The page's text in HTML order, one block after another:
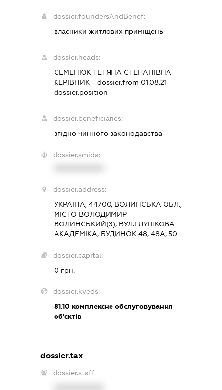
dossier.foundersAndBenef:
власники житлових приміщень
dossier.heads:
СЕМЕНЮК ТЕТЯНА СТЕПАНІВНА -
КЕРІВНИК- dossier.from 01.08.21
dossier.position -
dossier.beneficiaries:
згідно чинного законодавства
dossier.smida:
dossier.address:
УКРАЇНА, 44700, ВОЛИНСЬКА ОБЛ.,
МІСТО ВОЛОДИМИР-
ВОЛИНСЬКИЙ(З), ВУЛ.ГЛУШКОВА
АКАДЕМІКА, БУДИНОК 48, 48А, 50
dossier.capital:
0 грн.
dossier.kveds:
81.10комплексне обслуговування
об'єктів
dossier.tax
dossier.staff